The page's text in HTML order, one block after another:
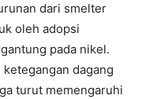
dari smelter
oleh adopsi
pada nikel.
dagang
turut memengaruhi